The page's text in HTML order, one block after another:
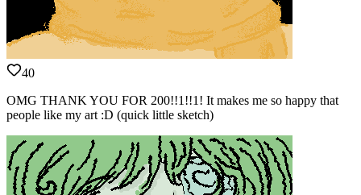
40
OMG THANK YOU FOR 200!!1!!1! It makes me so happy that
people like my art :D (quick little sketch)